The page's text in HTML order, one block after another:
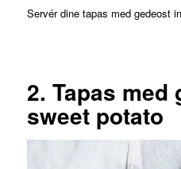
Servér dine tapas med gedeost
2. Tapas med
sweet potato